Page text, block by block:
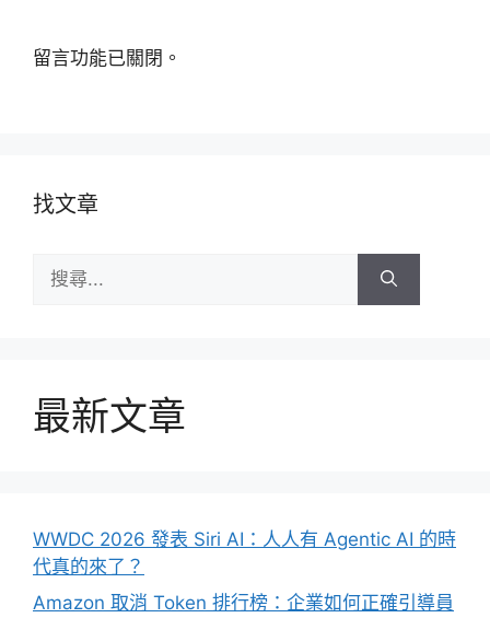
留言功能已關閉。
找文章
尋:
最新文章
WWDC 2026 發表 Siri AI：人人有 Agentic AI 的時
代真的來了？
Amazon 取消 Token 排行榜：企業如何正確引導員